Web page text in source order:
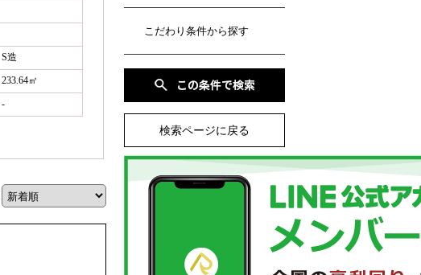
S造
233.64㎡
-
こだわり条件から探す
検索ページに戻る